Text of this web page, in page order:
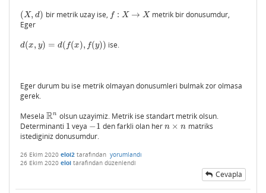
( X, d)
(X,d bir metrik uzay ise, f : X → X
f:X→X
metrik bir donusumdur,
Eger
d(x, y) = d( f(x), f(y))
d(x,y =d f(x ),f( y)) ise.
Eger durum bu ise metrik olmayan donusumleri bulmak zor olmasa
gerek.
Mesela Rn
Rn olsun uzayimiz. Metrik ise standart metrik olsun.
Determinanti 1
1veya −1
−1 den farkli olan her n × n
n× n
matriks
istediginiz donusumdur.
26 Ekim 2020 eloi2 tarafından yorumlandı
26 Ekim 2020 eloi tarafından düzenlendi
Cevapla